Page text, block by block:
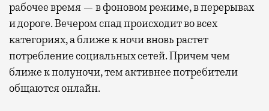
рабочее время — в фоновом режиме, в перерывах
и дороге. Вечером спад происходит во всех
категориях, а ближе к ночи вновь растет
потребление социальных сетей. Причем чем
ближе к полуночи, тем активнее потребители
общаются онлайн.